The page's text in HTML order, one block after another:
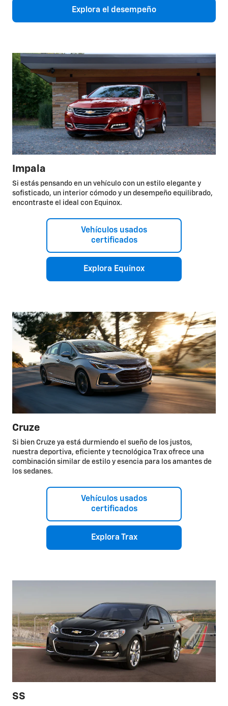
Explora el desempeño
Impala
Si estás pensando en un vehículo con un estilo elegante y
sofisticado, un interior cómodo y un desempeño equilibrado,
encontraste el ideal con Equinox.
Vehículos usados
certificados
Explora Equinox
Cruze
Si bien Cruze ya está durmiendo el sueño de los justos,
nuestra deportiva, eficiente y tecnológica Trax ofrece una
combinación similar de estilo y esencia para los amantes de
los sedanes.
Vehículos usados
certificados
Explora Trax
SS